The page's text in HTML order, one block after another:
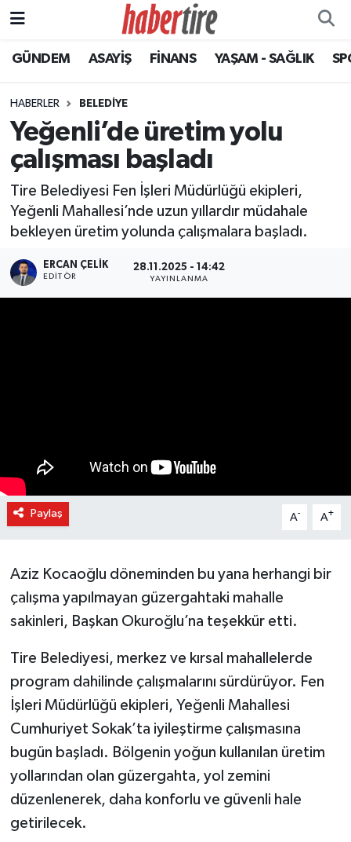
GÜNDEM ASAYİŞ FİNANS YAŞAM - SAĞLIK
HABERLER BELEDİYE
Yeğenli’de üretim yolu
çalışması başladı
Tire Belediyesi Fen İşleri Müdürlüğü ekipleri,
Yeğenli Mahallesi’nde uzun yıllardır müdahale
bekleyen üretim yolunda çalışmalara başladı.
ERCAN ÇELIK
EDITÖR
28.11.2025 - 14:42
YAYINLANMA
Paylaş A- A+
Aziz Kocaoğlu döneminden bu yana herhangi bir
çalışma yapılmayan güzergahtaki mahalle
sakinleri, Başkan Okuroğlu’na teşekkür etti.
Tire Belediyesi, merkez ve kırsal mahallelerde
program dahilinde çalışmalarını sürdürüyor. Fen
İşleri Müdürlüğü ekipleri, Yeğenli Mahallesi
Cumhuriyet Sokak’ta iyileştirme çalışmasına
bugün başladı. Bölgenin yoğun kullanılan üretim
yollarından olan güzergahta, yol zemini
düzenlenerek, daha konforlu ve güvenli hale
getirilecek.
Tire Nöbetçi Eczaneler
Tire Hava Durumu
Tire Trafik Yoğunluk Haritası
Süper Lig Puan Durumu ve Fikstür
Tüm Manşetler
Son Dakika Haberleri
Haber Arşivi